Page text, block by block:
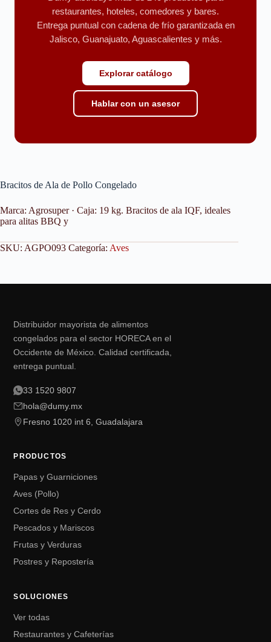
restaurantes, hoteles, comedores y bares.
Entrega puntual con cadena de frío garantizada en
Jalisco, Guanajuato, Aguascalientes y más.
Explorar catálogo
Hablar con un asesor
Bracitos de Ala de Pollo Congelado
Marca: Agrosuper · Caja: 19 kg. Bracitos de ala IQF, ideales
para alitas BBQ y
SKU: AGPO093 Categoría: Aves
Distribuidor mayorista de alimentos
congelados para el sector HORECA en el
Occidente de México. Calidad certificada,
entrega puntual.
33 1520 9807
hola@dumy.mx
Fresno 1020 int 6, Guadalajara
PRODUCTOS
Papas y Guarniciones
Aves (Pollo)
Cortes de Res y Cerdo
Pescados y Mariscos
Frutas y Verduras
Postres y Repostería
SOLUCIONES
Ver todas
Restaurantes y Cafeterías